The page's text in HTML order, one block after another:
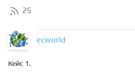
25
ecworld
Кейс 1.